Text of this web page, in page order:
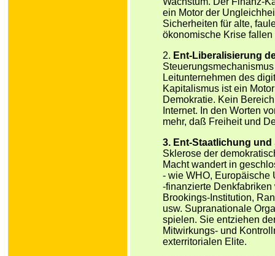
ein Motor der
Sicherheiten für alte,
ökonomische Krise fallen
2. Ent-Liberalisierung
Leitunternehmen des
Kapitalismus ist ein
Demokratie. Kein
Internet. In den Worten
mehr, daß Freiheit und
3. Ent-Staatlichung
Sklerose der
Macht wandert in
- wie WHO, Europäische
-finanzierte
Brookings-Institution,
usw. Supranationale
spielen. Sie entziehen
Mitwirkungs- und
exterritorialen Elite.